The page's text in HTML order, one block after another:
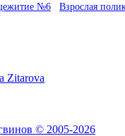
№6 Взрослая
Zitarova
© 2005-2026